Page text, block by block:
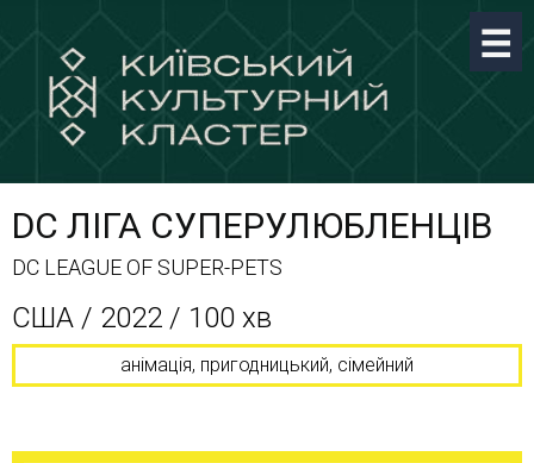
DC ЛІГА СУПЕРУЛЮБЛЕНЦІВ
DC LEAGUE OF SUPER-PETS
CША / 2022 / 100 хв
анімація, пригодницький, сімейний